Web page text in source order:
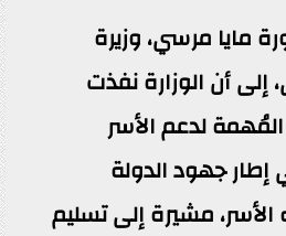
مايا مرسي، وزيرة
إلى أن الوزارة نفذت
لدعم الأسر
إطار جهود الدولة
مشيرة إلى تسليم